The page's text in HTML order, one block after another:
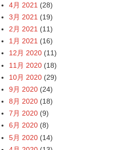
4月 2021 (28)
3月 2021 (19)
2月 2021 (11)
1月 2021 (16)
12月 2020 (11)
11月 2020 (18)
10月 2020 (29)
9月 2020 (24)
8月 2020 (18)
7月 2020 (9)
6月 2020 (8)
5月 2020 (14)